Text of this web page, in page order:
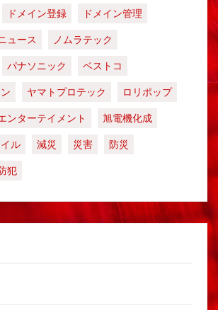
ドメイン登録
ドメイン管理
ュース
ノムラテック
パナソニック
ベストコ
ヤマトプロテック
ロリポップ
ンターテイメント
旭電機化成
ル
減災 災害
防災
犯